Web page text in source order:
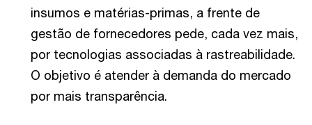
insumos e matérias-primas, a frente de
gestão de fornecedores pede, cada vez mais,
por tecnologias associadas à rastreabilidade.
O objetivo é atender à demanda do mercado
por mais transparência.